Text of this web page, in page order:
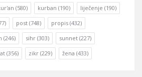
(580) kurban (190) liječenje (190)
post (748) propis (432)
(246) sihr (303) sunnet (227)
(356) zikr (229) žena (433)